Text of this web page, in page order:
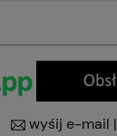
wyśij e-mail |